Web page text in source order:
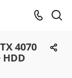
4070
HDD